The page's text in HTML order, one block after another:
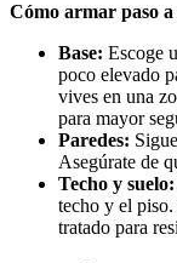
Cómo armar paso a
Base: Escoge
poco elevado
vives en una
para mayor
Paredes:
Asegúrate de
Techo y suelo:
techo y el
tratado para